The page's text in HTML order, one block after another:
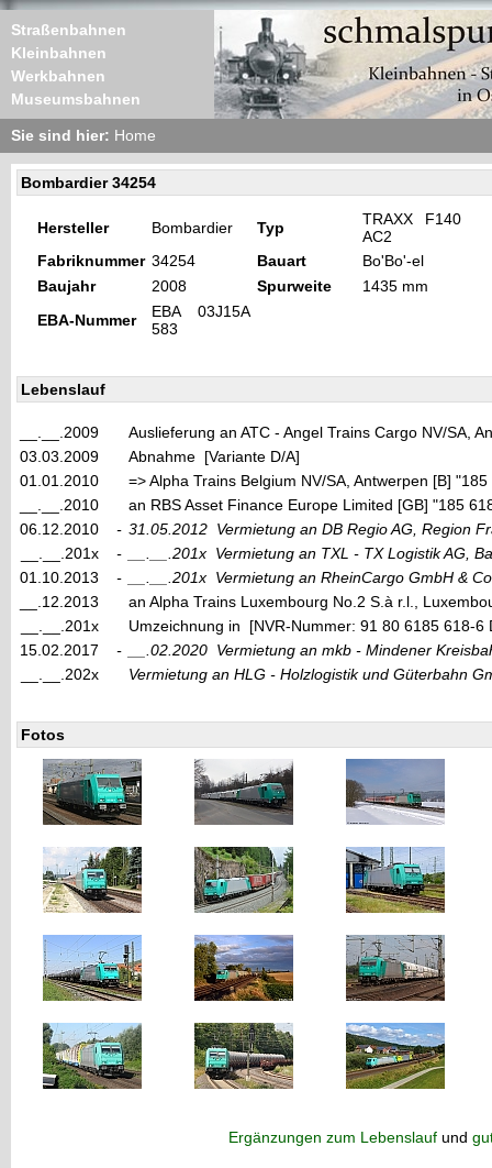
Straßenbahnen
Kleinbahnen
Werkbahnen
Museumsbahnen
Sie sind hier: Home
Bombardier 34254
Hersteller Bombardier Typ
TRAXX F140
AC2
Fabriknummer 34254 Bauart
Bo'Bo'-el
Baujahr
2008 Spurweite
1435 mm
EBA-Nummer
EBA 03J15A
583
Lebenslauf
__.__.2009
Auslieferung an ATC - Angel Trains Cargo NV/SA,
03.03.2009
Abnahme [Variante D/A]
01.01.2010
=> Alpha Trains Belgium NV/SA, Antwerpen [B]
__.__.2010
an RBS Asset Finance Europe Limited [GB] "185
06.12.2010
- 31.05.2012 Vermietung an DB Regio AG, Region
__.__.201x
- __.__.201x Vermietung an TXL - TX Logistik AG,
01.10.2013
- __.__.201x Vermietung an RheinCargo GmbH &
__.12.2013
an Alpha Trains Luxembourg No.2 S.à r.l.,
__.__.201x
Umzeichnung in [NVR-Nummer: 91 80 6185 618-6
15.02.2017
- __.02.2020 Vermietung an mkb - Mindener
__.__.202x
Vermietung an HLG - Holzlogistik und Güterbahn
Fotos
Ergänzungen zum Lebenslaufund